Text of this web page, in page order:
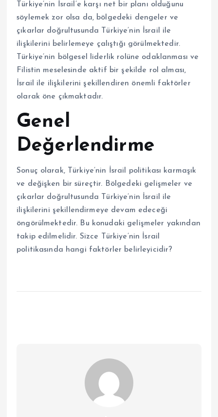
Türkiye’nin İsrail’e karşı net bir planı olduğunu
söylemek zor olsa da, bölgedeki dengeler ve
çıkarlar doğrultusunda Türkiye’nin İsrail ile
ilişkilerini belirlemeye çalıştığı görülmektedir.
Türkiye’nin bölgesel liderlik rolüne odaklanması ve
Filistin meselesinde aktif bir şekilde rol alması,
İsrail ile ilişkilerini şekillendiren önemli faktörler
olarak öne çıkmaktadır.
Genel
Değerlendirme
Sonuç olarak, Türkiye’nin İsrail politikası karmaşık
ve değişken bir süreçtir. Bölgedeki gelişmeler ve
çıkarlar doğrultusunda Türkiye’nin İsrail ile
ilişkilerini şekillendirmeye devam edeceği
öngörülmektedir. Bu konudaki gelişmeler yakından
takip edilmelidir. Sizce Türkiye’nin İsrail
politikasında hangi faktörler belirleyicidir?